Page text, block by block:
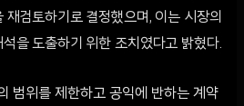
검토하기로 결정했으며, 이는 시장의
을 도출하기 위한 조치였다고 밝혔다.
범위를 제한하고 공익에 반하는 계약